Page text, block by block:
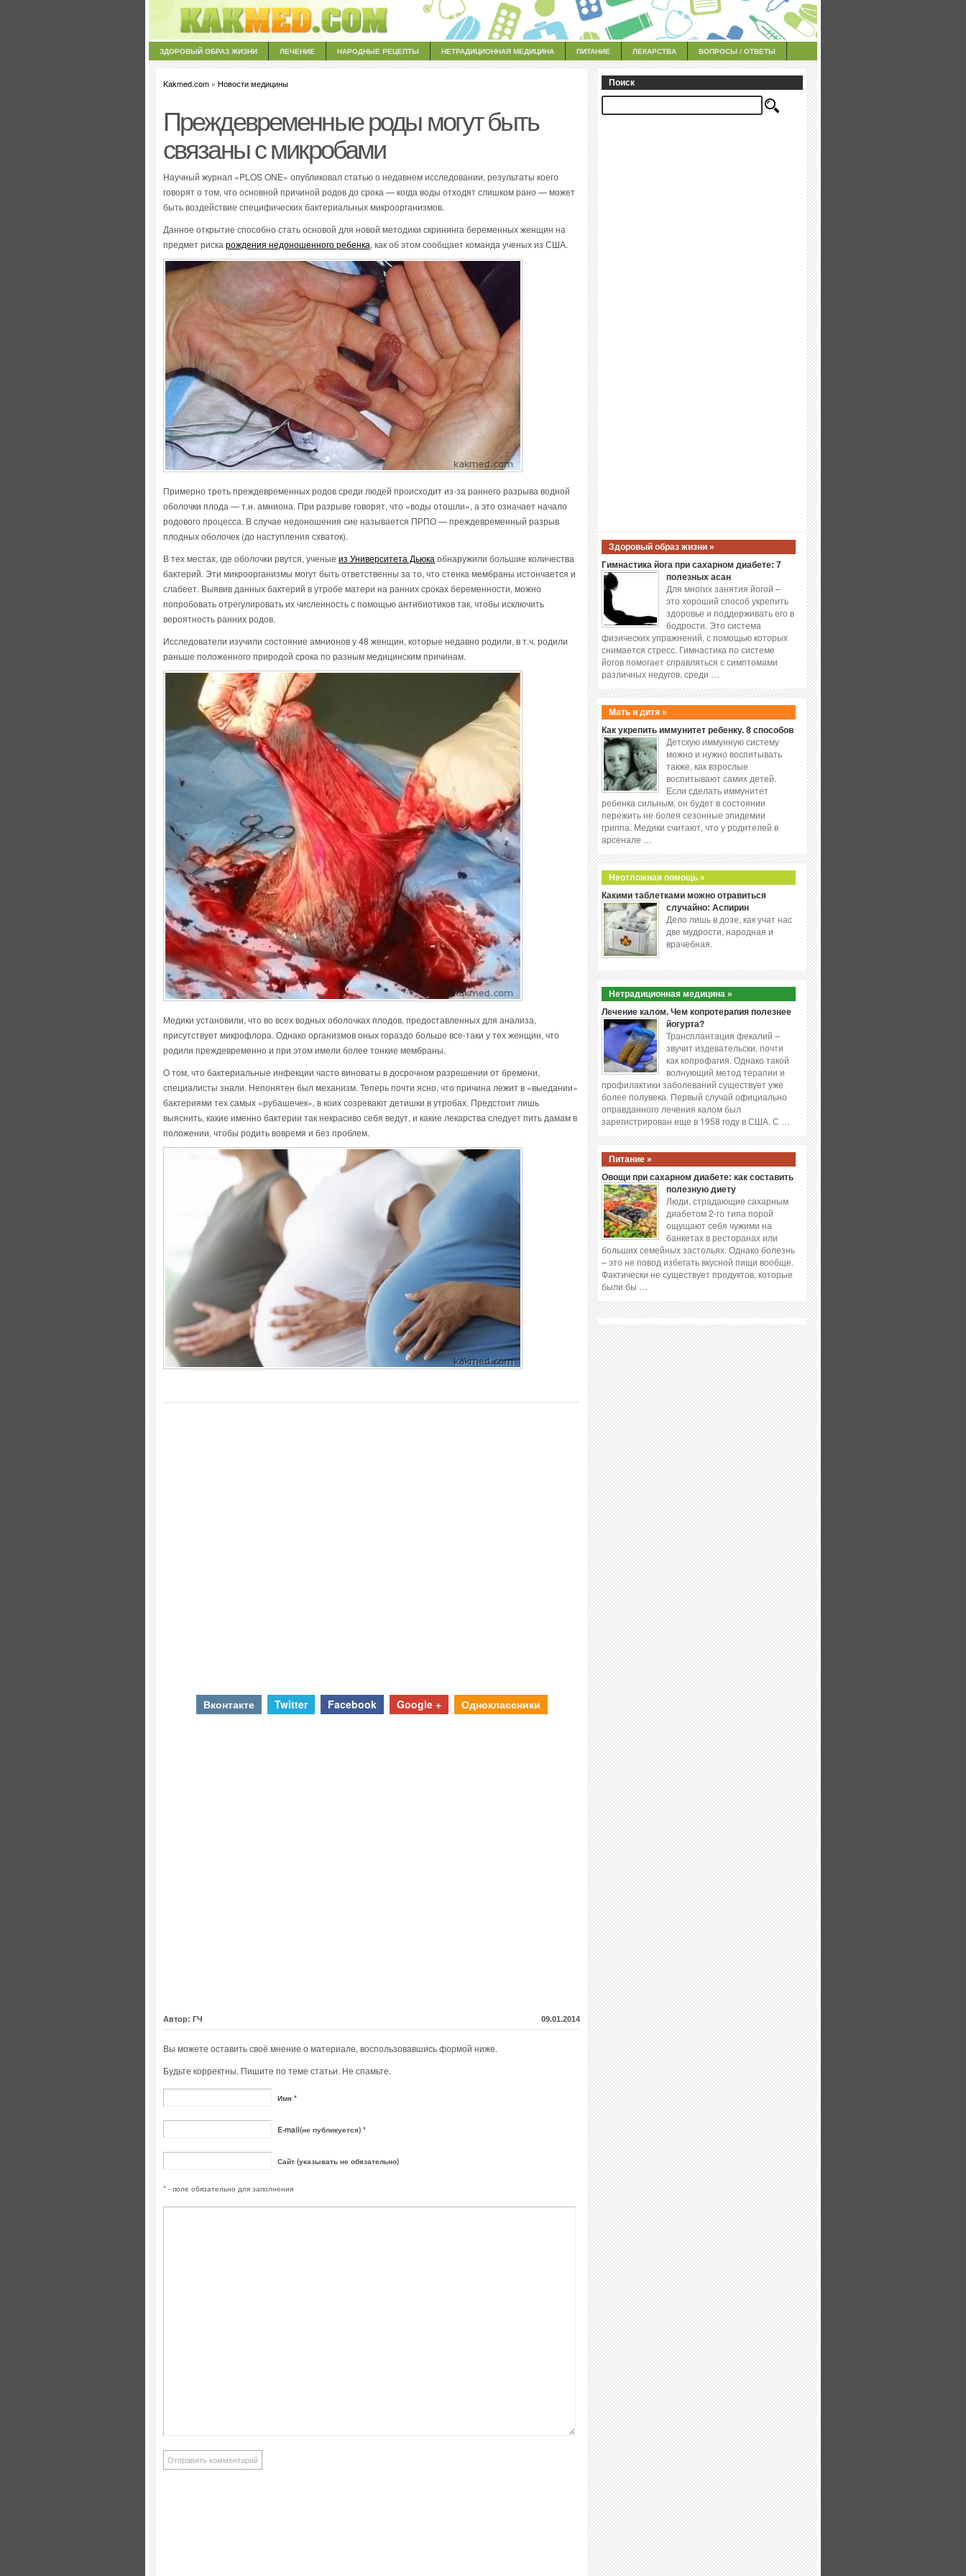
ЗДОРОВЫЙ ОБРАЗ ЖИЗНИ ЛЕЧЕНИЕ НАРОДНЫЕ РЕЦЕПТЫ НЕТРАДИЦИОННАЯ МЕДИЦИНА ПИТАНИЕ ЛЕКАРСТВА ВОПРОСЫ / ОТВЕТЫ
Kakmed.com » Новости медицины
Преждевременные роды могут быть
связаны с микробами
Научный журнал «PLOS ONE» опубликовал статью о недавнем исследовании, результаты коего
говорят о том, что основной причиной родов до срока — когда воды отходят слишком рано — может
быть воздействие специфических бактериальных микроорганизмов.
Данное открытие способно стать основой для новой методики скрининга беременных женщин на
предмет риска рождения недоношенного ребенка, как об этом сообщает команда ученых из США.
Примерно треть преждевременных родов среди людей происходит из-за раннего разрыва водной
оболочки плода — т.н. амниона. При разрыве говорят, что «воды отошли», а это означает начало
родового процесса. В случае недоношения сие называется ПРПО — преждевременный разрыв
плодных оболочек (до наступления схваток).
В тех местах, где оболочки рвутся, ученые из Университета Дьюка обнаружили большие количества
бактерий. Эти микроорганизмы могут быть ответственны за то, что стенка мембраны истончается и
слабеет. Выявив данных бактерий в утробе матери на ранних сроках беременности, можно
попробовать отрегулировать их численность с помощью антибиотиков так, чтобы исключить
вероятность ранних родов.
Исследователи изучили состояние амнионов у 48 женщин, которые недавно родили, в т.ч. родили
раньше положенного природой срока по разным медицинским причинам.
Медики установили, что во всех водных оболочках плодов, предоставленных для анализа,
присутствует микрофлора. Однако организмов оных гораздо больше все-таки у тех женщин, что
родили преждевременно и при этом имели более тонкие мембраны.
О том, что бактериальные инфекции часто виноваты в досрочном разрешении от бремени,
специалисты знали. Непонятен был механизм. Теперь почти ясно, что причина лежит в «выедании»
бактериями тех самых «рубашечек», в коих созревают детишки в утробах. Предстоит лишь
выяснить, какие именно бактерии так некрасиво себя ведут, и какие лекарства следует пить дамам в
положении, чтобы родить вовремя и без проблем.
Вконтакте Twitter Facebook Google + Одноклассники
Автор: ГЧ 09.01.2014
Вы можете оставить своё мнение о материале, воспользовавшись формой ниже.
Будьте корректны. Пишите по теме статьи. Не спамьте.
Имя *
E-mail(не публикуется) *
Сайт (указывать не обязательно)
* - поле обязательно для заполнения
Поиск
Здоровый образ жизни »
Гимнастика йога при сахарном диабете: 7
полезных асан
Для многих занятия йогой –
это хороший способ укрепить
здоровье и поддерживать его в
бодрости. Это система
физических упражнений, с помощью которых
снимается стресс. Гимнастика по системе
йогов помогает справляться с симптомами
различных недугов, среди …
Мать и дитя »
Как укрепить иммунитет ребенку. 8 способов
Детскую иммунную систему
можно и нужно воспитывать
также, как взрослые
воспитывают самих детей.
Если сделать иммунитет
ребенка сильным, он будет в состоянии
пережить не болея сезонные эпидемии
гриппа. Медики считают, что у родителей в
арсенале …
Неотложная помощь »
Какими таблетками можно отравиться
случайно: Аспирин
Дело лишь в дозе, как учат нас
две мудрости, народная и
врачебная.
Нетрадиционная медицина »
Лечение калом. Чем копротерапия полезнее
йогурта?
Трансплантация фекалий –
звучит издевательски, почти
как копрофагия. Однако такой
волнующий метод терапии и
профилактики заболеваний существует уже
более полувека. Первый случай официально
оправданного лечения калом был
зарегистрирован еще в 1958 году в США. С …
Питание »
Овощи при сахарном диабете: как составить
полезную диету
Люди, страдающие сахарным
диабетом 2-го типа порой
ощущают себя чужими на
банкетах в ресторанах или
больших семейных застольях. Однако болезнь
– это не повод избегать вкусной пищи вообще.
Фактически не существует продуктов, которые
были бы …